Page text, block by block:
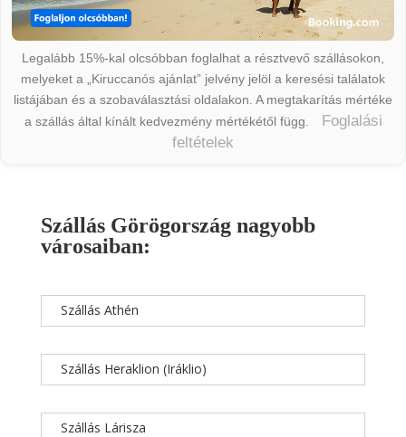
Legalább 15%-kal olcsóbban foglalhat a résztvevő szállásokon,
melyeket a „Kiruccanós ajánlat” jelvény jelöl a keresési találatok
listájában és a szobaválasztási oldalakon. A megtakarítás mértéke
a szállás által kínált kedvezmény mértékétől függ.
Foglalási
feltételek
Szállás Görögország nagyobb
városaiban:
Szállás Athén
Szállás Heraklion (Iráklio)
Szállás Lárisza